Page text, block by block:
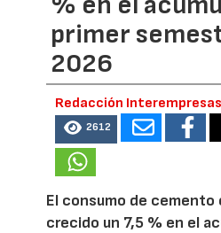
primer
2026
Redacción Interempresas
2612
El consumo de cemento
crecido un 7,5 % en el